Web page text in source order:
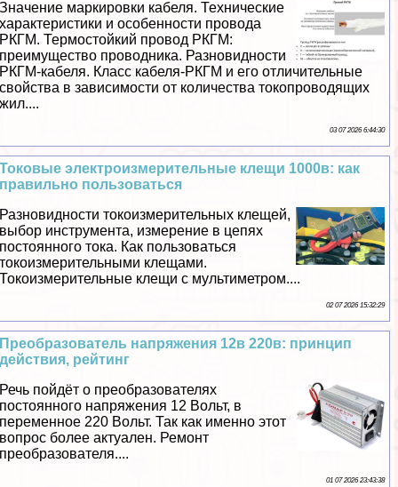
Значение маркировки кабеля. Технические
хаpaктеристики и особенности провода
РКГМ. Термостойкий провод РКГМ:
преимущество проводника. Разновидности
РКГМ-кабеля. Класс кабеля-РКГМ и его отличительные
свойства в зависимости от количества токопроводящих
жил....
03 07 2026 6:44:30
Токовые электроизмерительные клещи 1000в: как
правильно пользоваться
Разновидности токоизмерительных клещей,
выбор инструмента, измерение в цепях
постоянного тока. Как пользоваться
токоизмерительными клещами.
Токоизмерительные клещи с мультиметром....
02 07 2026 15:32:29
Преобразователь напряжения 12в 220в: принцип
действия, рейтинг
Речь пойдёт о преобразователях
постоянного напряжения 12 Вольт, в
переменное 220 Вольт. Так как именно этот
вопрос более актуален. Ремонт
преобразователя....
01 07 2026 23:43:38